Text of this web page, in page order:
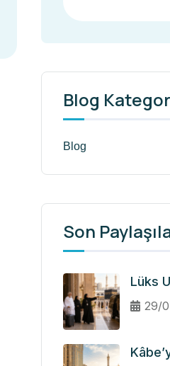
Blog
Blog
Son
Lüks
29/